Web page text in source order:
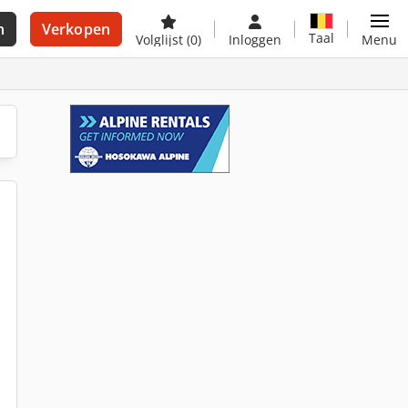
Verkopen
Volglijst (0) Inloggen Taal Menu